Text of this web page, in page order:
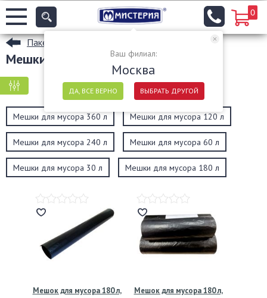
Ваш филиал:
Москва
ДА, ВСЕ ВЕРНО ВЫБРАТЬ ДРУГОЙ
0
Пакеты
Мешки для мусора
Мешки для мусора 360 л Мешки для мусора 120 л
Мешки для мусора 240 л Мешки для мусора 60 л
Мешки для мусора 30 л Мешки для мусора 180 л
Мешок для мусора 180 л,
Мешок для мусора 180 л,